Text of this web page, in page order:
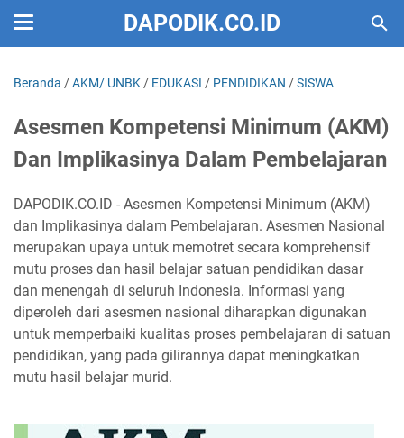
DAPODIK.CO.ID
Beranda /AKM/ UNBK / EDUKASI / PENDIDIKAN /SISWA
Asesmen Kompetensi Minimum (AKM)
Dan Implikasinya Dalam Pembelajaran
DAPODIK.CO.ID - Asesmen Kompetensi Minimum (AKM)
dan Implikasinya dalam Pembelajaran. Asesmen Nasional
merupakan upaya untuk memotret secara komprehensif
mutu proses dan hasil belajar satuan pendidikan dasar
dan menengah di seluruh Indonesia. Informasi yang
diperoleh dari asesmen nasional diharapkan digunakan
untuk memperbaiki kualitas proses pembelajaran di satuan
pendidikan, yang pada gilirannya dapat meningkatkan
mutu hasil belajar murid.